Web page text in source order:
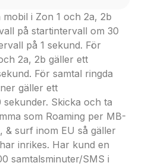
i Zon 1 och 2a, 2b
på startintervall om 30
på 1 sekund. För
2a, 2b gäller ett
För samtal ringda
gäller ett
Skicka och ta
som Roaming per MB-
& surf inom EU så gäller
inrikes. Har kund en
samtalsminuter/SMS i